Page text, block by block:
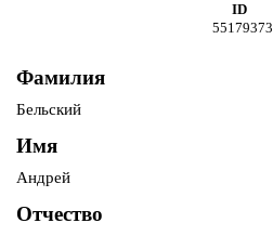
ID
55179373
Фамилия
Бельский
Имя
Андрей
Отчество